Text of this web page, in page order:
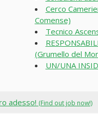
Cerco
Comense)
Tecnico
(Grumello del
UN/UNA
adesso! (Find out job now!)